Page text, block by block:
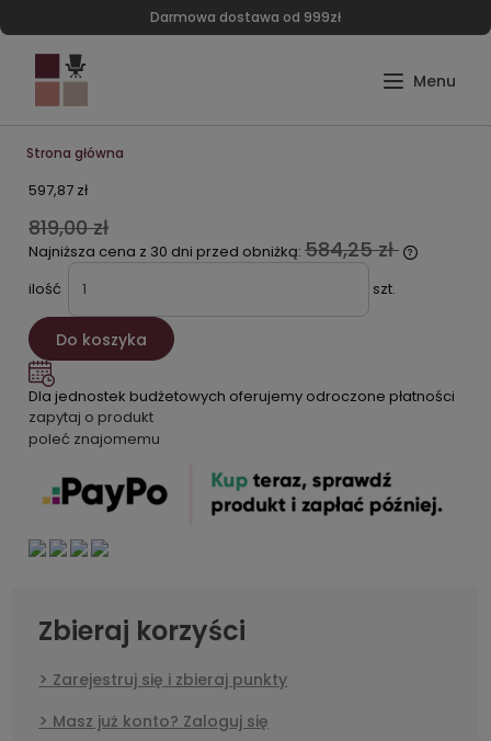
Darmowa dostawa od 999zł
Strona główna
597,87 zł
819,00 zł
Najniższa cena z 30 dni przed obniżką: 584,25 zł
ilość szt.
Do koszyka
Dla jednostek budżetowych oferujemy odroczone płatności
zapytaj o produkt
poleć znajomemu
Zbieraj korzyści
Zarejestruj się i zbieraj punkty
Masz już konto? Zaloguj się